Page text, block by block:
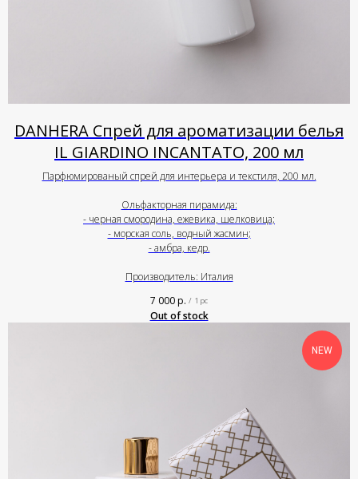
DANHERA Спрей для ароматизации белья
IL GIARDINO INCANTATO, 200 мл
Парфюмированый спрей для интерьера и текстиля, 200 мл.
Ольфакторная пирамида:
- черная смородина, ежевика, шелковица;
- морская соль, водный жасмин;
- амбра, кедр.
Производитель: Италия
7 000р. / 1 pc
Out of stock
NEW